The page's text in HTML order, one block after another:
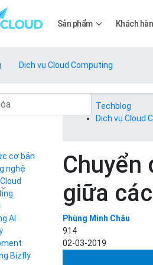
Sản phẩm
giá
Bảng giá
Khách
Dịch vụ Cloud Computing
Techblog
Dịch vụ Cloud
Chuyển
giữa
Phùng Minh Châu
914
02-03-2019
cơ bản
nghệ
Registry
AI
Bizfly